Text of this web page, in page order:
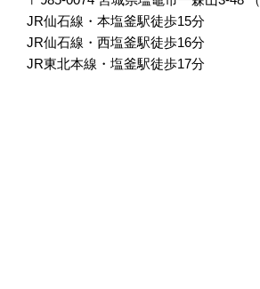
JR仙石線・本塩釜駅徒歩15分
JR仙石線・西塩釜駅徒歩16分
JR東北本線・塩釜駅徒歩17分